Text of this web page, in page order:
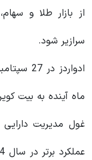
از بازار طلا و
سرازیر شود.
ماه آینده به بیت